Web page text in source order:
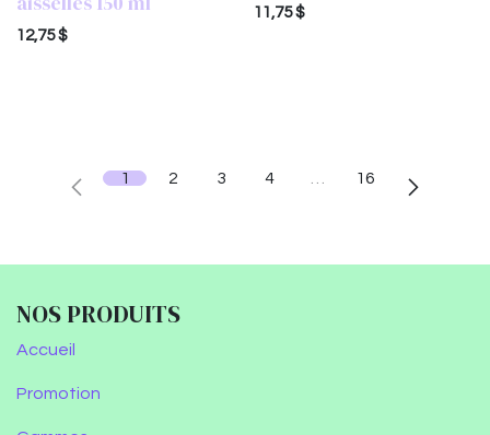
12,75$
11,75$
1 2 3 4 16
NOS PRODUITS
Accueil
Promotion